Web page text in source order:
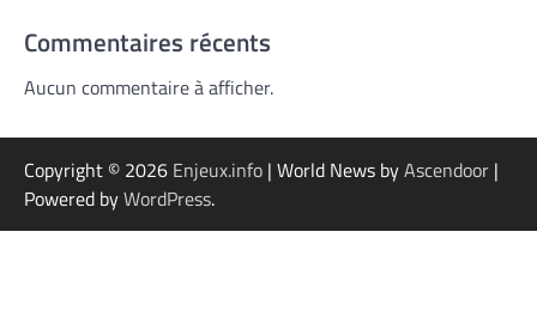
Commentaires récents
Aucun commentaire à afficher.
Copyright © 2026 Enjeux.info | World News byAscendoor |
Powered byWordPress.